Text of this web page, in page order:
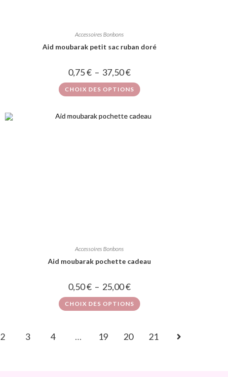
Accessoires Bonbons
Aid moubarak petit sac ruban doré
0,75€ – 37,50€
CHOIX DES OPTIONS
Accessoires Bonbons
Aid moubarak pochette cadeau
0,50€ – 25,00€
CHOIX DES OPTIONS
2 3 4 … 19 20 21